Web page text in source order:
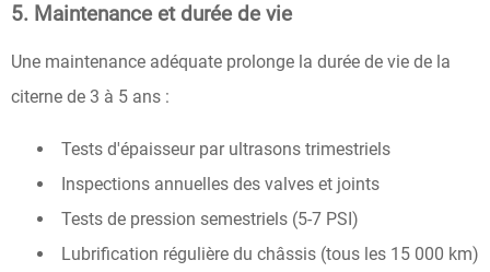
5. Maintenance et durée de vie
Une maintenance adéquate prolonge la durée de vie de la
citerne de 3 à 5 ans :
Tests d'épaisseur par ultrasons trimestriels
Inspections annuelles des valves et joints
Tests de pression semestriels (5-7 PSI)
Lubrification régulière du châssis (tous les 15 000 km)